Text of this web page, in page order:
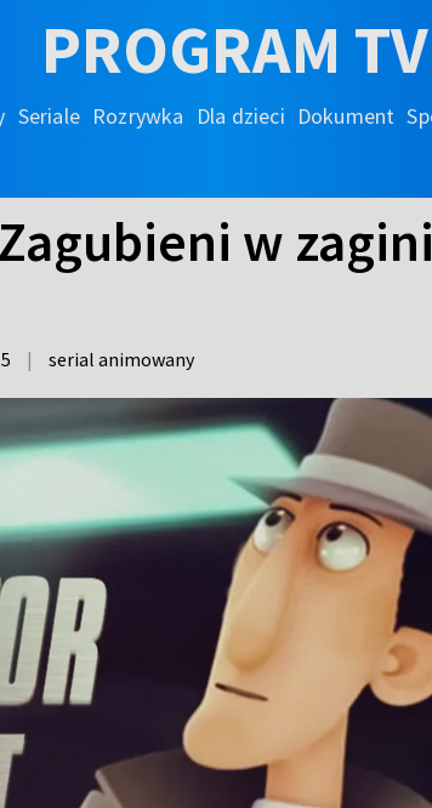
PROGRAM TV
Seriale Rozrywka Dla dzieci Dokument
w
| serial animowany